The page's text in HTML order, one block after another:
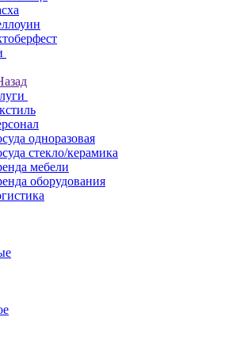
одноразовая
стекло/керамика
мебели
оборудования